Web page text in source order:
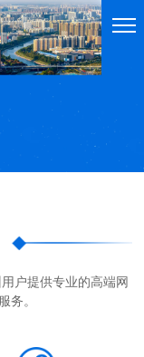
户提供专业的高端网
务。